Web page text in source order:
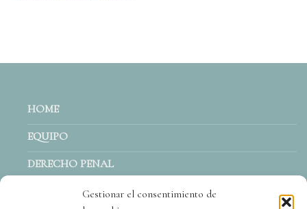
Gestionar el consentimiento de
HOME
EQUIPO
DERECHO PENAL
ACTUALIDAD